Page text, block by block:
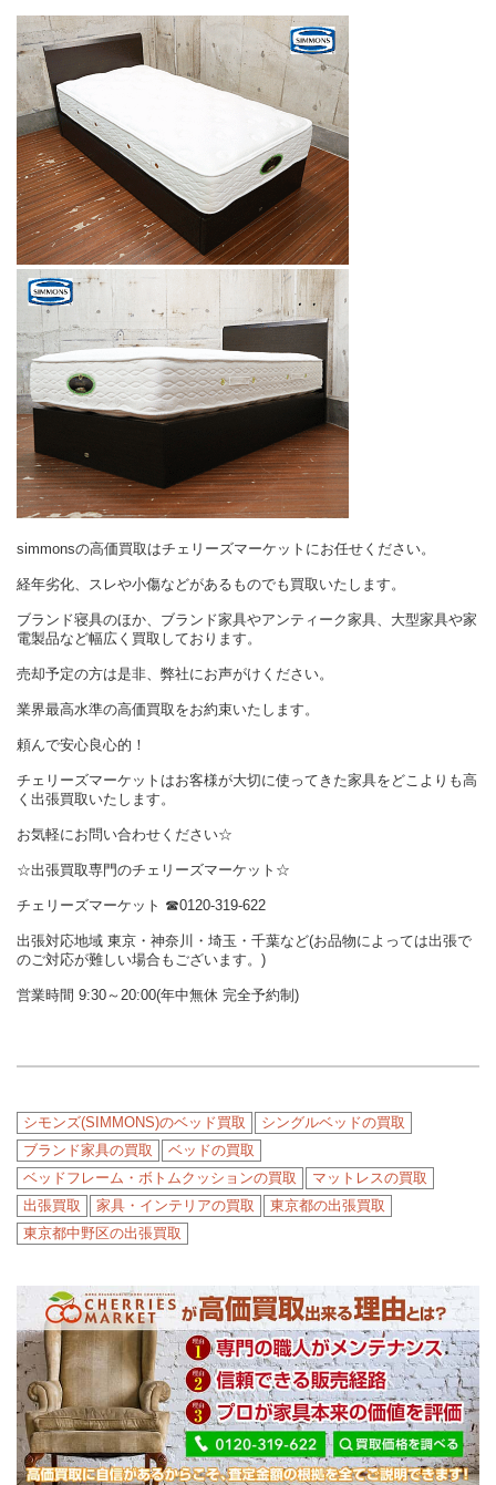
simmonsの高価買取はチェリーズマーケットにお任せください。
経年劣化、スレや小傷などがあるものでも買取いたします。
ブランド寝具のほか、ブランド家具やアンティーク家具、大型家具や家
電製品など幅広く買取しております。
売却予定の方は是非、弊社にお声がけください。
業界最高水準の高価買取をお約束いたします。
頼んで安心良心的！
チェリーズマーケットはお客様が大切に使ってきた家具をどこよりも高
く出張買取いたします。
お気軽にお問い合わせください☆
☆出張買取専門のチェリーズマーケット☆
チェリーズマーケット ☎︎0120-319-622
出張対応地域 東京・神奈川・埼玉・千葉など(お品物によっては出張で
のご対応が難しい場合もございます。)
営業時間 9:30～20:00(年中無休 完全予約制)
シモンズ(SIMMONS)のベッド買取
シングルベッドの買取
ブランド家具の買取
ベッドの買取
ベッドフレーム・ボトムクッションの買取
マットレスの買取
出張買取
家具・インテリアの買取
東京都の出張買取
東京都中野区の出張買取